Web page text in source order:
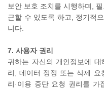
보안 보호 조치를 시행하며,
근할 수 있도록 하고, 정기적
니다.
7. 사용자 권리
귀하는 자신의 개인정보에
리, 데이터 정정 또는 삭제 요
리·이용 중단 요청 권리를 가